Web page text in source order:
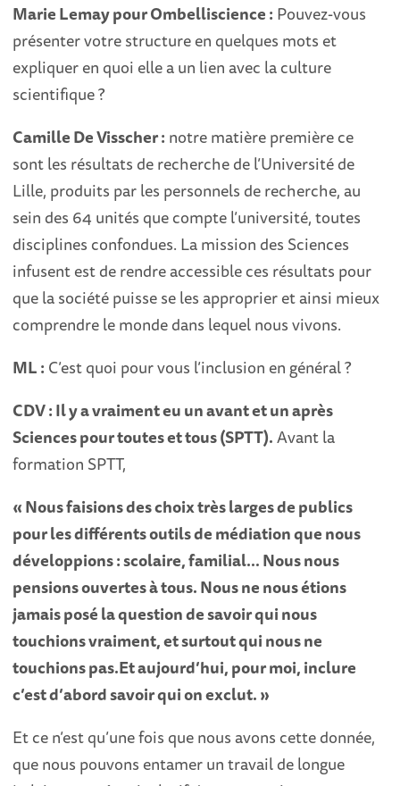
Marie Lemay pour Ombelliscience : Pouvez-vous
présenter votre structure en quelques mots et
expliquer en quoi elle a un lien avec la culture
scientifique ?
Camille De Visscher : notre matière première ce
sont les résultats de recherche de l’Université de
Lille, produits par les personnels de recherche, au
sein des 64 unités que compte l’université, toutes
disciplines confondues. La mission des Sciences
infusent est de rendre accessible ces résultats pour
que la société puisse se les approprier et ainsi mieux
comprendre le monde dans lequel nous vivons.
ML : C’est quoi pour vous l’inclusion en général ?
CDV : Il y a vraiment eu un avant et un après
Sciences pour toutes et tous (SPTT).Avant la
formation SPTT,
« Nous faisions des choix très larges de publics
pour les différents outils de médiation que nous
développions : scolaire, familial… Nous nous
pensions ouvertes à tous. Nous ne nous étions
jamais posé la question de savoir qui nous
touchions vraiment, et surtout qui nous ne
touchions pas.Et aujourd’hui, pour moi, inclure
c’est d’abord savoir qui on exclut. »
Et ce n’est qu’une fois que nous avons cette donnée,
que nous pouvons entamer un travail de longue